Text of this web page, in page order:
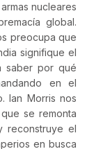
nucleares
global.
preocupa que
signifique el
saber por qué
en el
Ian Morris nos
se remonta
reconstruye el
en busca